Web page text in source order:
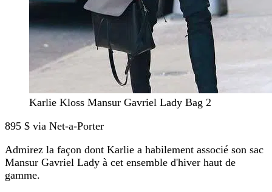
Karlie Kloss Mansur Gavriel Lady Bag 2
895 $ via Net-a-Porter
Admirez la façon dont Karlie a habilement associé son sac
Mansur Gavriel Lady à cet ensemble d'hiver haut de
gamme.